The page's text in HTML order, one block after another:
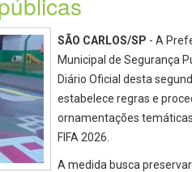
SÃO CARLOS/SP - A
Municipal de Segurança
Diário Oficial desta
estabelece regras e
ornamentações
FIFA 2026.
A medida busca